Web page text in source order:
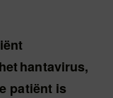
hantavirus,
patiënt is